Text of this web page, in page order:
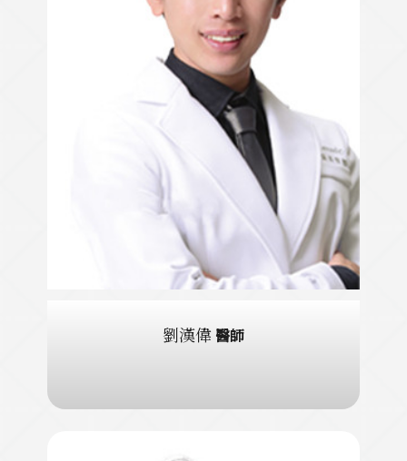
劉漢偉 醫師